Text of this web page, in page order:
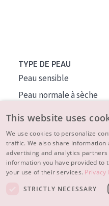
TYPE DE PEAU
Peau sensible
Peau normale à sèche
Peau mixte ou grasse
Peau mature
Peau ménopausée
À PROPOS
CONSEILS BEAUTÉ
This website uses
We use cookies to personalize
traffic. We also share
advertising and analytics
information you have provided to
your use of their services. Privacy
STRICTLY NECESSARY